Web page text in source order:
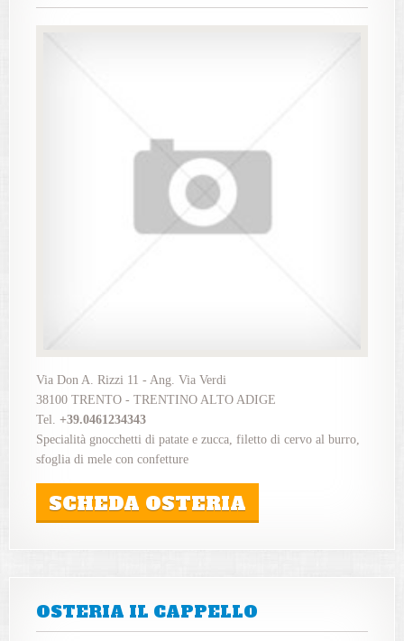
Via Don A. Rizzi 11 - Ang. Via Verdi
38100 TRENTO - TRENTINO ALTO ADIGE
Tel. +39.0461234343
Specialità gnocchetti di patate e zucca, filetto di cervo al burro,
sfoglia di mele con confetture
SCHEDA OSTERIA
OSTERIA IL CAPPELLO